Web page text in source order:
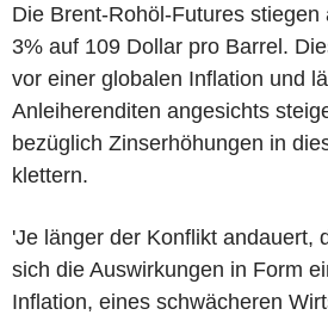
Die Brent-Rohöl-Futures
3% auf 109 Dollar pro Barrel.
vor einer globalen Inflation und
Anleiherenditen angesichts
bezüglich Zinserhöhungen in
klettern.
'Je länger der Konflikt andauert,
sich die Auswirkungen in Form
Inflation, eines schwächeren